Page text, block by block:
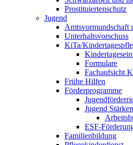
Prostituiertenschutz
Jugend
Amtsvormundschaft
Unterhaltsvorschuss
KiTa/
Formulare
Fachaufsicht
Frühe Hilfen
Förderprogramme
Jugend
ESF-
Familienbildung